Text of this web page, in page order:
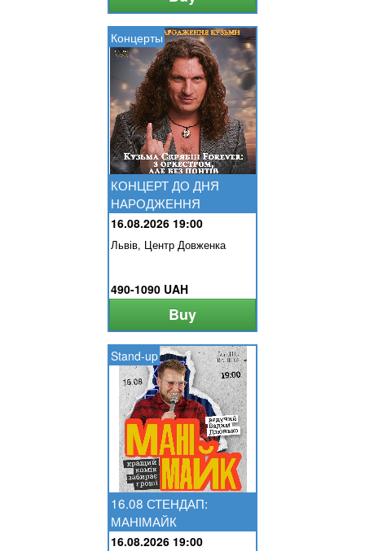
Концерты
КОНЦЕРТ ДО ДНЯ
НАРОДЖЕННЯ
КУЗЬМИ. КУЗЬМА...
16.08.2026 19:00
Львів, Центр Довженка
490-1090 UAH
Buy
Stand-up
16.08 СТЕНДАП:
МАНІМАЙК
16.08.2026 19:00